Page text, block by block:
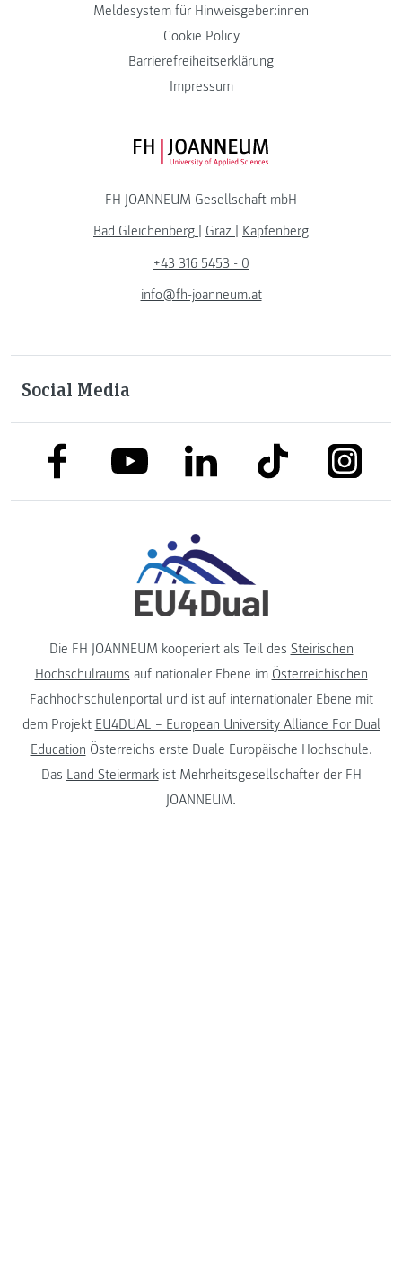
Meldesystem für Hinweisgeber:innen
Cookie Policy
Barrierefreiheitserklärung
Impressum
FH JOANNEUM Logo
FH JOANNEUM Gesellschaft mbH
Bad Gleichenberg
Graz
Kapfenberg
+43 316 5453 - 0
info@fh-joanneum.at
Social Media
link to facebooklink to youtubelink to linkedinlink to tiktok
Die FH JOANNEUM kooperiert als Teil des Steirischen
Hochschulraums auf nationaler Ebene im Österreichischen
Fachhochschulenportalund ist auf internationaler Ebene mit
dem Projekt EU4DUAL – European University Alliance For Dual
Education Österreichs erste Duale Europäische Hochschule.
Das Land Steiermarkist Mehrheitsgesellschafter der FH
JOANNEUM.